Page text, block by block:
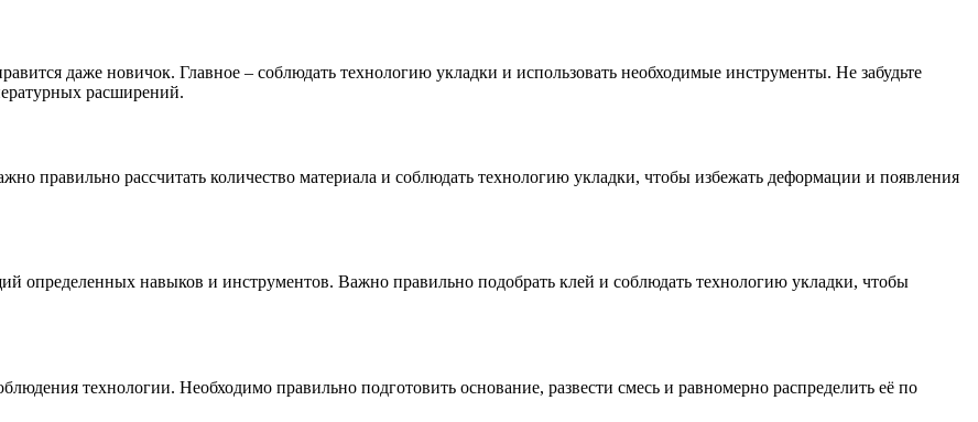
даже новичок. Главное – соблюдать технологию укладки и использовать необходимые инструменты. Не забудьте
расширений.
правильно рассчитать количество материала и соблюдать технологию укладки, чтобы избежать деформации и появления
определенных навыков и инструментов. Важно правильно подобрать клей и соблюдать технологию укладки, чтобы
технологии. Необходимо правильно подготовить основание, развести смесь и равномерно распределить её по